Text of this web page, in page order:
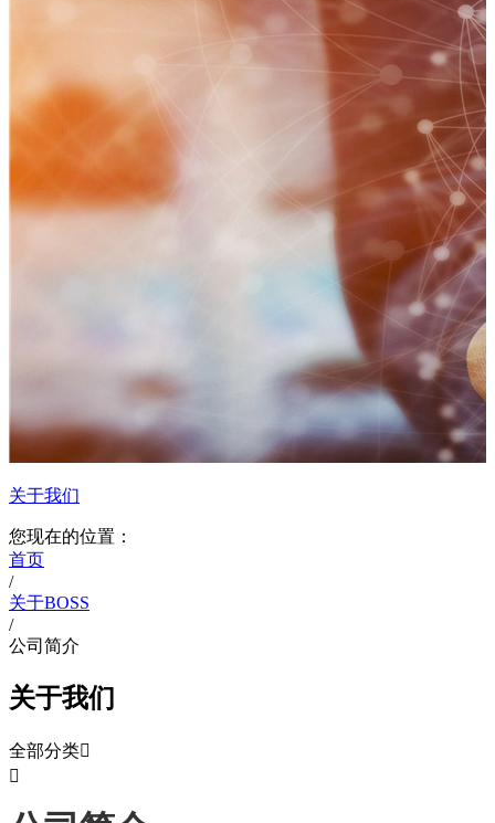
关于我们
您现在的位置：
首页
/
关于BOSS
/
公司简介
关于我们
全部分类
